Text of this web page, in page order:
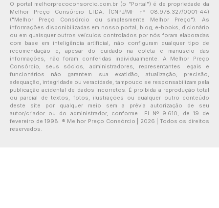
O portal melhorprecoconsorcio.com.br (o "Portal") é de propriedade da
Melhor Preço Consórcio LTDA. (CNPJ/MF nº 08.978.327/0001-44)
("Melhor Preço Consórcio ou simplesmente Melhor Preço"). As
informações disponibilizadas em nosso portal, blog, e-books, dicionário
ou em quaisquer outros veículos controlados por nós foram elaboradas
com base em inteligência artificial, não configuram qualquer tipo de
recomendação e, apesar do cuidado na coleta e manuseio das
informações, não foram conferidas individualmente. A Melhor Preço
Consórcio, seus sócios, administradores, representantes legais e
funcionários não garantem sua exatidão, atualização, precisão,
adequação, integridade ou veracidade, tampouco se responsabilizam pela
publicação acidental de dados incorretos. É proibida a reprodução total
ou parcial de textos, fotos, ilustrações ou qualquer outro conteúdo
deste site por qualquer meio sem a prévia autorização de seu
autor/criador ou do administrador, conforme LEI Nº 9.610, de 19 de
fevereiro de 1998. ® Melhor Preço Consórcio | 2026 | Todos os direitos
reservados.